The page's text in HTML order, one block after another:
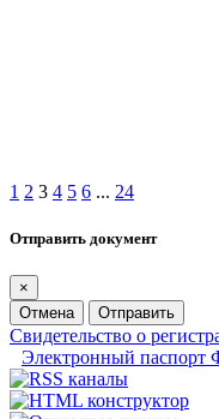
1 2 3 4 5 6 ... 24
Отправить документ
×
Отмена
Отправить
Свидетельство о
Электронный